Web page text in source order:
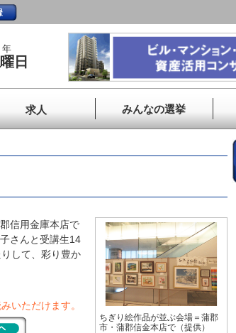
年
日
求人 みんなの選挙
信用金庫本店で
さんと受講生14
して、彩り豊か
いただけます。
ちぎり絵作品が並ぶ会場＝蒲郡
市・蒲郡信金本店で（提供）